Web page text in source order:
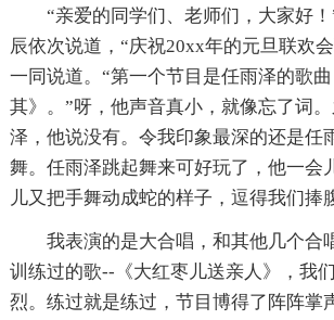
“亲爱的同学们、老师们，大家好
辰依次说道，“庆祝20xx年的元旦联欢
一同说道。“第一个节目是任雨泽的歌
其》。”呀，他声音真小，就像忘了词
泽，他说没有。令我印象最深的还是
舞。任雨泽跳起舞来可好玩了，他一会
儿又把手舞动成蛇的样子，逗得我们
我表演的是大合唱，和其他几个合
训练过的歌--《大红枣儿送亲人》，我
烈。练过就是练过，节目博得了阵阵掌